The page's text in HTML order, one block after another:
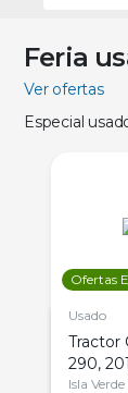
Feria
Ver ofertas
Especial
Ofertas
Usado
Tractor
290,
Isla Verde